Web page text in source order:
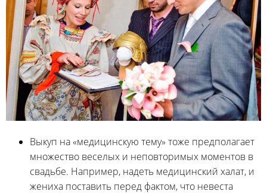
Выкуп на «медицинскую тему» тоже предполагает
множество веселых и неповторимых моментов в
свадьбе. Например, надеть медицинский халат, и
жениха поставить перед фактом, что невеста